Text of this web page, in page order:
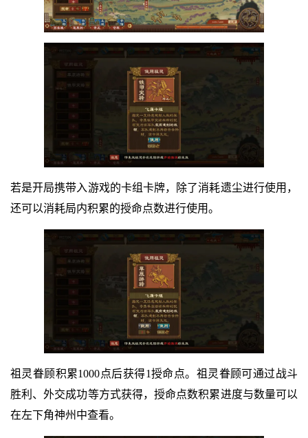
若是开局携带入游戏的卡组卡牌，除了消耗遗尘进行使用，
还可以消耗局内积累的授命点数进行使用。
祖灵眷顾积累1000点后获得1授命点。祖灵眷顾可通过战斗
胜利、外交成功等方式获得，授命点数积累进度与数量可以
在左下角神州中查看。